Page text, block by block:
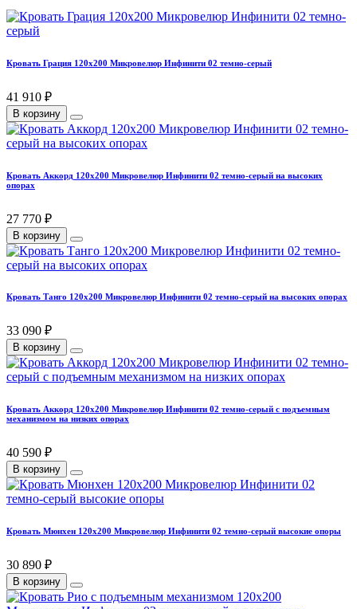
Кровать Грация 120х200 Микровелюр Инфинити 02 темно-серый
41 910 ₽
В корзину
Кровать Аккорд 120х200 Микровелюр Инфинити 02 темно-серый на высоких
опорах
27 770 ₽
В корзину
Кровать Танго 120х200 Микровелюр Инфинити 02 темно-серый на высоких опорах
33 090 ₽
В корзину
Кровать Аккорд 120х200 Микровелюр Инфинити 02 темно-серый с подъемным
механизмом на низких опорах
40 590 ₽
В корзину
Кровать Мюнхен 120х200 Микровелюр Инфинити 02 темно-серый высокие опоры
30 890 ₽
В корзину